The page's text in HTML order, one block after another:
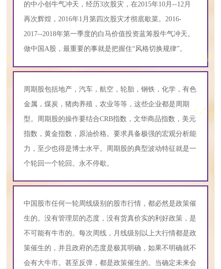
的中小创牛气冲天，经历3次股灾，在2015年10月--12月
再次辉煌，2016年1月第四次股灾才彻底歇菜。2016-
2017--2018年第一季度的白马价值投资蓝筹股牛气冲天。
做中国A股，最重要的事就是把握住“风格切换规律”。
周期股包括地产，汽车，航空，轮胎，钢铁，化学，有色
金属，煤炭，猪肉养殖，农业等等，这些企业都是周期
型。周期股的操作要结合CRB指数，文华商品指数，美元
指数，黄金指数，原油价格。要求具备极强的宏观分析能
力，至少也得是博士水平。周期股的典型波动特征就是一
个轮回一个轮回。永不停歇。
中国股市任何一轮周线级别的股市行情，都必然是政策催
生的。没有管理层的态度，没有货真价实的利好政策，是
不可能有牛市的。每次周线，月线级别以上大行情都是政
策催生的，并且政府的态度是极其明确，如果不明确就不
会有大牛市。甚至反弹，都是政策催生的。当确定未来会